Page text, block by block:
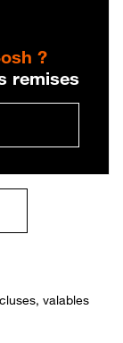
?
remises
valables